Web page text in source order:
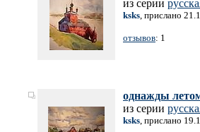
из серии
ksks, прислано
отзывов: 1
однажды
из серии
ksks, прислано